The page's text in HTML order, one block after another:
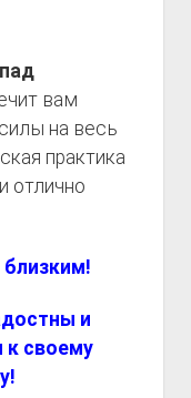
вам
на весь
практика
отлично
и
к своему